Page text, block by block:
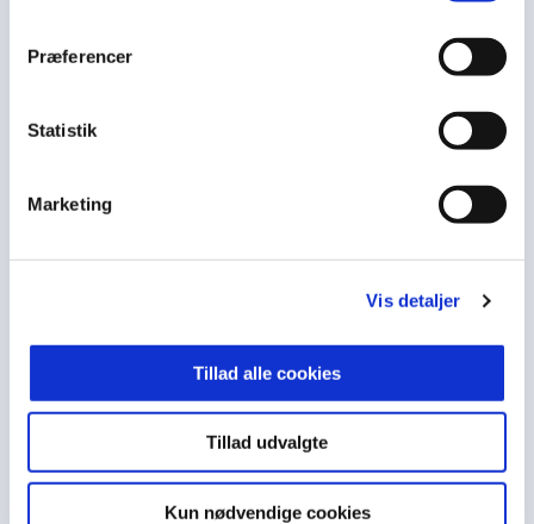
Præferencer
Statistik
Marketing
Vis detaljer
Tillad alle cookies
Tillad udvalgte
Kun nødvendige cookies
Transportministeriet.
Ministeriets åbenhedspolitik
Whistleblowerordning